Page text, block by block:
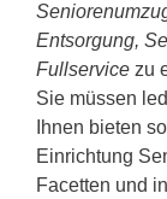
Entsorgung,
Fullservice zu
Sie müssen
Ihnen bieten
Einrichtung
Facetten und